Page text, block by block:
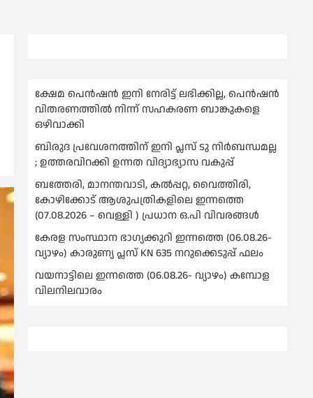
ക്ഷേമ പെൻഷൻ ഇനി നേരിട്ട് ലഭിക്കില്ല, പെൻഷൻ
വിതരണത്തില്‍ നിന്ന് സഹകരണ ബാങ്കുകളെ
ഒഴിവാക്കി
ബിരുദ പ്രവേശനത്തിന് ഇനി പ്ലസ് ടു നിര്‍ബന്ധമല്ല
; ഉത്തരവിറക്കി ഉന്നത വിദ്യാഭ്യാസ വകുപ്പ്
ബത്തേരി, മാനന്തവാടി, കൽപ്പറ്റ, വൈത്തിരി,
കോഴിക്കോട് ആശുപത്രികളിലെ ഇന്നത്തെ
(07.08.2026 – വെള്ളി ) പ്രധാന ഒ.പി വിവരങ്ങൾ
കേരള സംസ്ഥാന ഭാഗ്യക്കുറി ഇന്നത്തെ (06.08.26-
വ്യാഴം) കാരുണ്യ പ്ലസ് KN 635 നറുക്കെടുപ്പ് ഫലം
വയനാട്ടിലെ ഇന്നത്തെ (06.08.26- വ്യാഴം) കമ്പോള
വിലനിലവാരം